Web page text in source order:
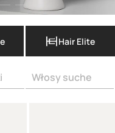
Hair Elite
Włosy suche